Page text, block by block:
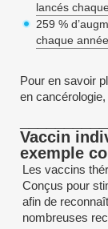
lancés
259 %
chaque
Pour en savoir
en cancérologie,
Vaccin
exemple
Les vaccins
Conçus pour
afin de
nombreuses